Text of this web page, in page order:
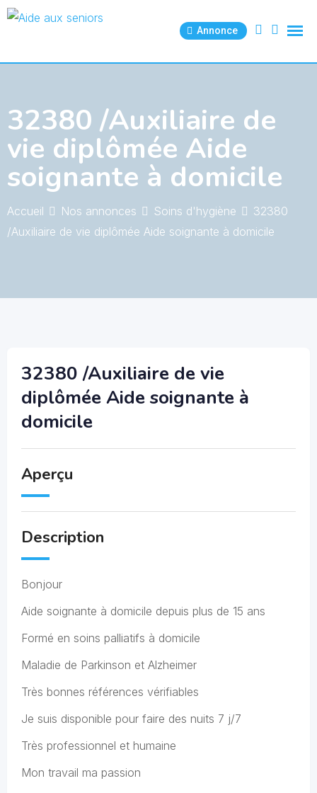
Skip
Annonce
32380 /Auxiliaire de
vie diplômée Aide
soignante à domicile
Accueil Nos annonces Soins d'hygiène
32380
/Auxiliaire de vie diplômée Aide soignante à domicile
32380 /Auxiliaire de vie
diplômée Aide soignante à
domicile
Aperçu
Description
Bonjour
Aide soignante à domicile depuis plus de 15 ans
Formé en soins palliatifs à domicile
Maladie de Parkinson et Alzheimer
Très bonnes références vérifiables
Je suis disponible pour faire des nuits 7 j/7
Très professionnel et humaine
Mon travail ma passion